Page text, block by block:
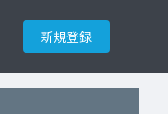
新規登録